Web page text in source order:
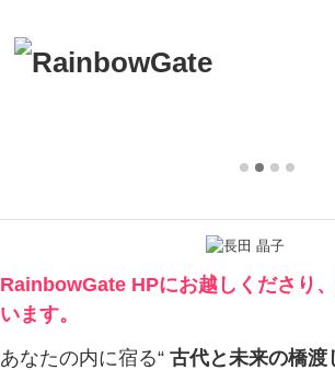
RainbowGate HPにお越しくださり
います。
あなたの内に宿る“ 古代と未来の橋渡